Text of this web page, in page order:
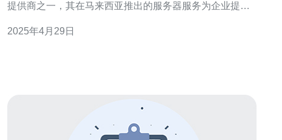
提供商之一，其在马来西亚推出的服务器服务为企业提供
采用先进的网络架构和高速连接，可以提供卓越的性能和
2025年4月29日